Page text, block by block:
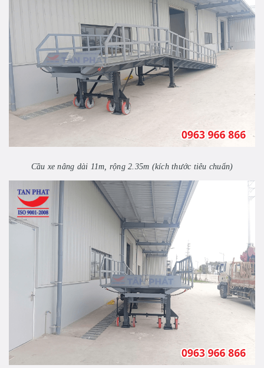
Cầu xe nâng dài 11m, rộng 2.35m (kích thước tiêu chuẩn)